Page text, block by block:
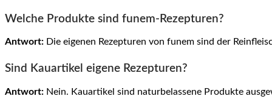
Welche Produkte sind funem-Rezepturen?
Antwort: Die eigenen Rezepturen von funem sind der
Sind Kauartikel eigene Rezepturen?
Antwort: Nein. Kauartikel sind naturbelassene Produkte